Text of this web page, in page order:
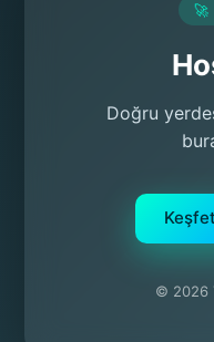
🚀
Doğru
Keşfet
© 2026